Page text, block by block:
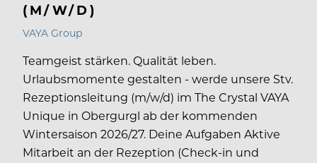
(M/W/D)
VAYA Group
Teamgeist stärken. Qualität leben.
Urlaubsmomente gestalten - werde unsere Stv.
Rezeptionsleitung (m/w/d) im The Crystal VAYA
Unique in Obergurgl ab der kommenden
Wintersaison 2026/27. Deine Aufgaben Aktive
Mitarbeit an der Rezeption (Check-in und